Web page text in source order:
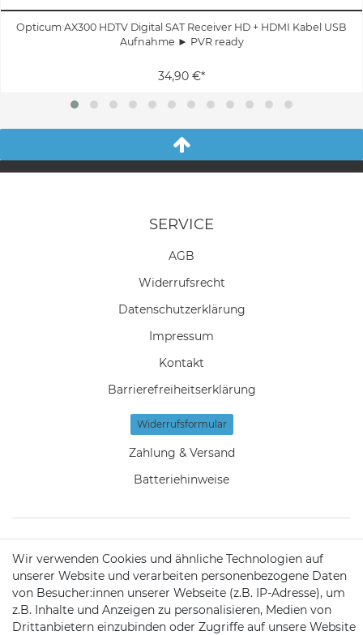
Opticum AX300 HDTV Digital SAT Receiver HD + HDMI Kabel USB
Aufnahme ► PVR ready
34,90 €*
SERVICE
AGB
Widerrufs­recht
Daten­schutz­erklärung
Impressum
Kontakt
Barrierefreiheitserklärung
Widerrufs­formular
Zahlung & Versand
Batteriehinweise
KONTAKT
Telefon:09721 / 9453362
Wir verwenden Cookies und ähnliche Technologien auf
unserer Website und verarbeiten personenbezogene Daten
von Besucher:innen unserer Webseite (z.B. IP-Adresse), um
z.B. Inhalte und Anzeigen zu personalisieren, Medien von
Drittanbietern einzubinden oder Zugriffe auf unsere Website